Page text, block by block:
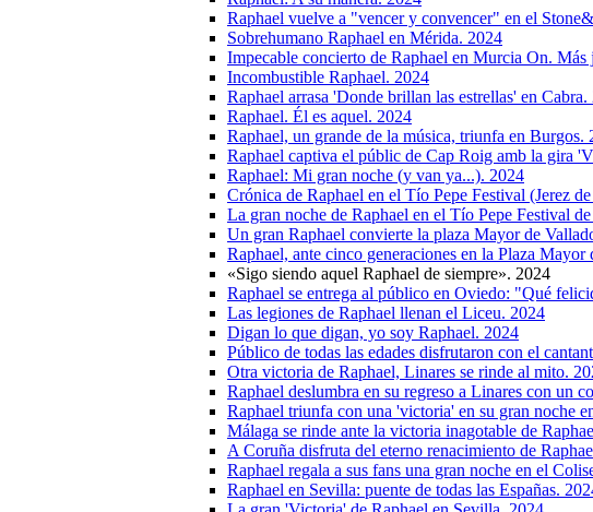
Raphael vuelve a "vencer y convencer" en el
Sobrehumano Raphael en Mérida. 2024
Impecable concierto de Raphael en Murcia On.
Incombustible Raphael. 2024
Raphael arrasa 'Donde brillan las estrellas' en Cabra.
Raphael. Él es aquel. 2024
Raphael, un grande de la música, triunfa en Burgos.
Raphael captiva el públic de Cap Roig amb la gira
Raphael: Mi gran noche (y van ya...). 2024
Crónica de Raphael en el Tío Pepe Festival (Jerez
La gran noche de Raphael en el Tío Pepe Festival
Un gran Raphael convierte la plaza Mayor de
Raphael, ante cinco generaciones en la Plaza
«Sigo siendo aquel Raphael de siempre». 2024
Raphael se entrega al público en Oviedo: "Qué
Las legiones de Raphael llenan el Liceu. 2024
Digan lo que digan, yo soy Raphael. 2024
Público de todas las edades disfrutaron con el
Otra victoria de Raphael, Linares se rinde al mito.
Raphael deslumbra en su regreso a Linares con un
Raphael triunfa con una 'victoria' en su gran noche
Málaga se rinde ante la victoria inagotable de
A Coruña disfruta del eterno renacimiento de
Raphael regala a sus fans una gran noche en el
Raphael en Sevilla: puente de todas las Españas.